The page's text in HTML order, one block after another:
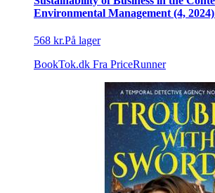
Environmental Management (4,
568 kr.På lager
BookTok.dk Fra PriceRunner